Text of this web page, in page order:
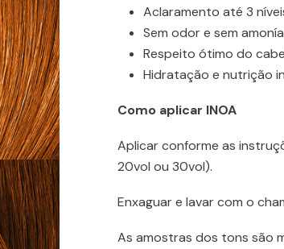
Aclaramento até 3
Sem odor e sem
Respeito ótimo do
Hidratação e nutrição
Como aplicar INOA
Aplicar conforme as
20vol ou 30vol).
Enxaguar e lavar com o
As amostras dos tons são